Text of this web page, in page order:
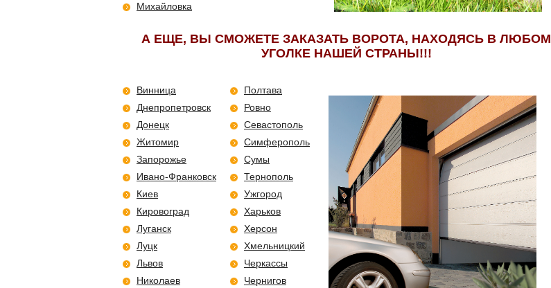
Михайловка
А ЕЩЕ, ВЫ СМОЖЕТЕ ЗАКАЗАТЬ ВОРОТА, НАХОДЯСЬ В ЛЮБОМ
УГОЛКЕ НАШЕЙ СТРАНЫ!!!
Винница
Днепропетровск
Донецк
Житомир
Запорожье
Ивано-Франковск
Киев
Кировоград
Луганск
Луцк
Львов
Николаев
Полтава
Ровно
Севастополь
Симферополь
Сумы
Тернополь
Ужгород
Харьков
Херсон
Хмельницкий
Черкассы
Чернигов